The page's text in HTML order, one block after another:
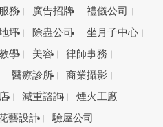
務 廣告招牌
禮儀公司
坪 除蟲公司
坐月子中心
學 美容
律師事務
醫療診所
商業攝影
減重諮詢
煙火工廠
藝設計
驗屋公司